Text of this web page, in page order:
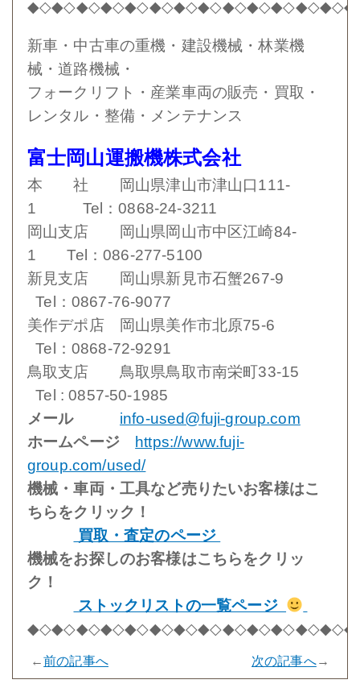
新車・中古車の重機・建設機械・林業機
械・道路機械・
フォークリフト・産業車両の販売・買取・
レンタル・整備・メンテナンス
富士岡山運搬機株式会社
本 社 岡山県津山市津山口111-
1 Tel：0868-24-3211
岡山支店 岡山県岡山市中区江崎84-
1 Tel：086-277-5100
新見支店 岡山県新見市石蟹267-9
Tel：0867-76-9077
美作デポ店 岡山県美作市北原75-6
Tel：0868-72-9291
鳥取支店 鳥取県鳥取市南栄町33-15
Tel : 0857-50-1985
メール info-used@fuji-group.com
ホームページ
https://www.fuji-
group.com/used/
機械・車両・工具など売りたいお客様はこ
ちらをクリック！
買取・査定のページ
機械をお探しのお客様はこちらをクリッ
ク！
ストックリストの一覧ページ
←前の記事へ 次の記事へ→